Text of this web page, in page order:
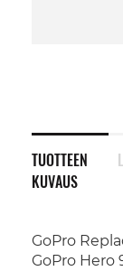
TUOTTEEN
KUVAUS
GoPro
GoPro Hero